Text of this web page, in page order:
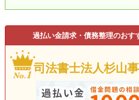
過払い金請求・債務整理のおす
司法書士法人杉山